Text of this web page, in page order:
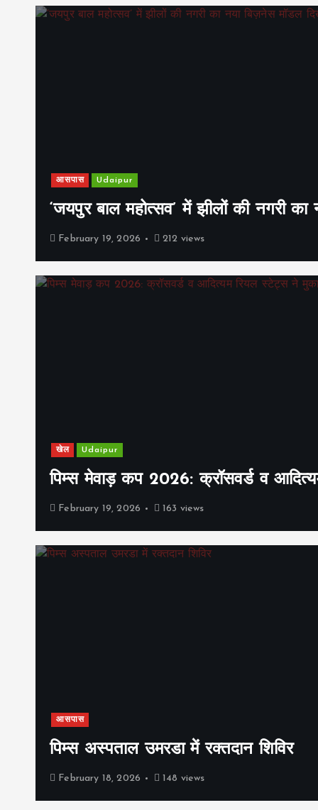
आसपास Udaipur
‘जयपुर बाल महोत्सव’ में झीलों की नगरी
February 19, 2026 212 views
खेल Udaipur
पिम्स मेवाड़ कप 2026: क्रॉसवर्ड व
February 19, 2026 163 views
आसपास
पिम्स अस्पताल उमरडा में रक्तदान शिविर
February 18, 2026 148 views